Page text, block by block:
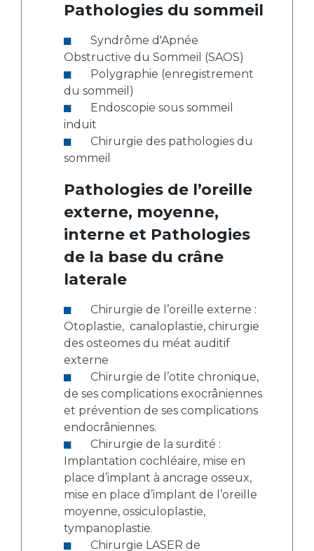
Pathologies du sommeil
Obstructive du Sommeil (SAOS)
du sommeil)
induit
sommeil
Pathologies de l’oreille
externe, moyenne,
interne et Pathologies
de la base du crâne
laterale
Otoplastie, canaloplastie, chirurgie
des osteomes du méat auditif
externe
de ses complications exocrâniennes
et prévention de ses complications
endocrâniennes.
Implantation cochléaire, mise en
place d’implant à ancrage osseux,
mise en place d’implant de l’oreille
moyenne, ossiculoplastie,
tympanoplastie.